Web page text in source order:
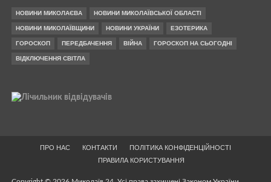
НОВИНИ МИКОЛАЄВА НОВИНИ МИКОЛАЇВСЬКОЇ ОБЛАСТІ
НОВИНИ МИКОЛАЇВЩИНИ НОВИНИ УКРАЇНИ ЕЗОТЕРИКА
ГОРОСКОП ПЕРЕДБАЧЕННЯ ВІЙНА ГОРОСКОП НА СЬОГОДНІ
ВІДКЛЮЧЕННЯ СВІТЛА
ПРО НАС КОНТАКТИ
ПОЛІТИКА КОНФІДЕНЦІЙНОСТІ
ПРАВИЛА КОРИСТУВАННЯ